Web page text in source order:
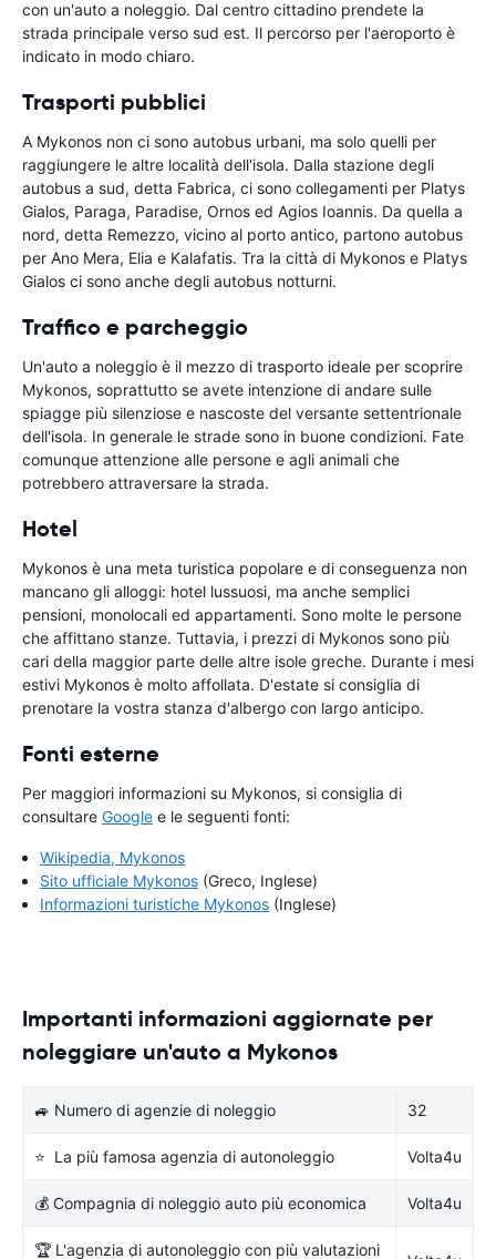
con un'auto a noleggio. Dal centro cittadino prendete la
strada principale verso sud est. Il percorso per l'aeroporto è
indicato in modo chiaro.
Trasporti pubblici
A Mykonos non ci sono autobus urbani, ma solo quelli per
raggiungere le altre località dell'isola. Dalla stazione degli
autobus a sud, detta Fabrica, ci sono collegamenti per Platys
Gialos, Paraga, Paradise, Ornos ed Agios Ioannis. Da quella a
nord, detta Remezzo, vicino al porto antico, partono autobus
per Ano Mera, Elia e Kalafatis. Tra la città di Mykonos e Platys
Gialos ci sono anche degli autobus notturni.
Traffico e parcheggio
Un'auto a noleggio è il mezzo di trasporto ideale per scoprire
Mykonos, soprattutto se avete intenzione di andare sulle
spiagge più silenziose e nascoste del versante settentrionale
dell'isola. In generale le strade sono in buone condizioni. Fate
comunque attenzione alle persone e agli animali che
potrebbero attraversare la strada.
Hotel
Mykonos è una meta turistica popolare e di conseguenza non
mancano gli alloggi: hotel lussuosi, ma anche semplici
pensioni, monolocali ed appartamenti. Sono molte le persone
che affittano stanze. Tuttavia, i prezzi di Mykonos sono più
cari della maggior parte delle altre isole greche. Durante i mesi
estivi Mykonos è molto affollata. D'estate si consiglia di
prenotare la vostra stanza d'albergo con largo anticipo.
Fonti esterne
Per maggiori informazioni su Mykonos, si consiglia di
consultare Google e le seguenti fonti:
Wikipedia, Mykonos
Sito ufficiale Mykonos (Greco, Inglese)
Informazioni turistiche Mykonos (Inglese)
Importanti informazioni aggiornate per
noleggiare un'auto a Mykonos
🚙 Numero di agenzie di noleggio 32
⭐ La più famosa agenzia di autonoleggio Volta4u
💰 Compagnia di noleggio auto più economica Volta4u
🏆 L'agenzia di autonoleggio con più valutazioni